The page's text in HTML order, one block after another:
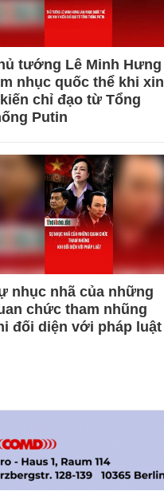
tướng Lê Minh Hưng
nhục quốc thể khi xin
chỉ đạo từ Tổng
Putin
nhục nhã của những
chức tham nhũng
đối diện với pháp luật